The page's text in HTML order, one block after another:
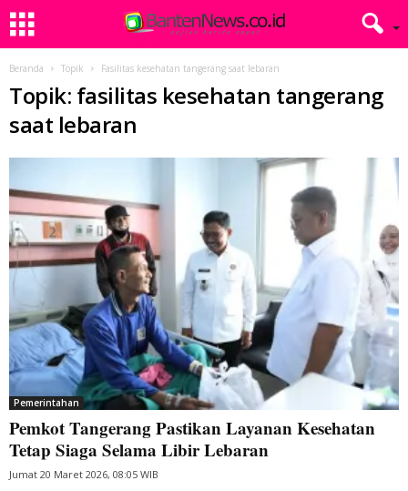
Beranda Topik Fasilitas kesehatan tangerang saat lebaran
Topik: fasilitas kesehatan tangerang
saat lebaran
Pemerintahan
Pemkot Tangerang Pastikan Layanan Kesehatan
Tetap Siaga Selama Libir Lebaran
Jumat 20 Maret 2026, 08:05 WIB